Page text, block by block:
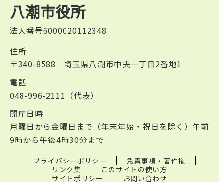
八潮市役所
法人番号6000020112348
住所
〒340-8588 埼玉県八潮市中央一丁目2番地1
電話
048-996-2111（代表）
開庁日時
月曜日から金曜日まで（年末年始・祝日を除く）午前
9時から午後4時30分まで
プライバシーポリシー
免責事項・著作権
リンク集
このサイトの使い方
サイトポリシー
お問い合わせ